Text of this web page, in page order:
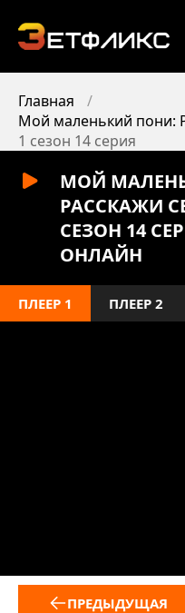
Главная
Мой маленький пони:
1 сезон 14 серия
МОЙ
РАССКАЖИ
СЕЗОН 14
ОНЛАЙН
ПЛЕЕР 1 ПЛЕЕР 2
ПРЕДЫДУЩАЯ